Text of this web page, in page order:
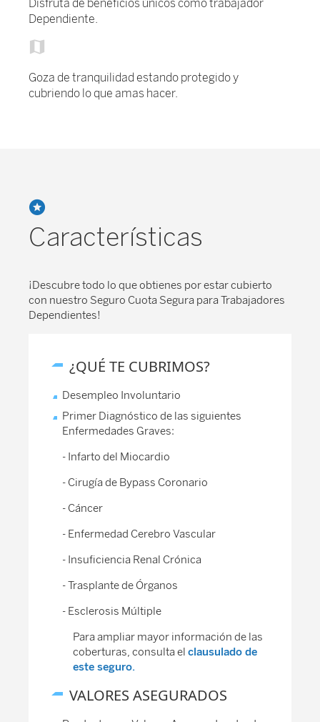
Disfruta de beneficios únicos como trabajador
Dependiente.
Goza de tranquilidad estando protegido y
cubriendo lo que amas hacer.
Características
¡Descubre todo lo que obtienes por estar cubierto
con nuestro Seguro Cuota Segura para Trabajadores
Dependientes!
¿QUÉ TE CUBRIMOS?
Desempleo Involuntario
Primer Diagnóstico de las siguientes
Enfermedades Graves:
- Infarto del Miocardio
- Cirugía de Bypass Coronario
- Cáncer
- Enfermedad Cerebro Vascular
- Insuficiencia Renal Crónica
- Trasplante de Órganos
- Esclerosis Múltiple
Para ampliar mayor información de las
coberturas, consulta el clausulado de
este seguro.
VALORES ASEGURADOS